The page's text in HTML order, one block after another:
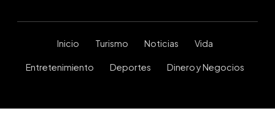
Inicio Turismo Noticias Vida
Entretenimiento Deportes Dinero y Negocios